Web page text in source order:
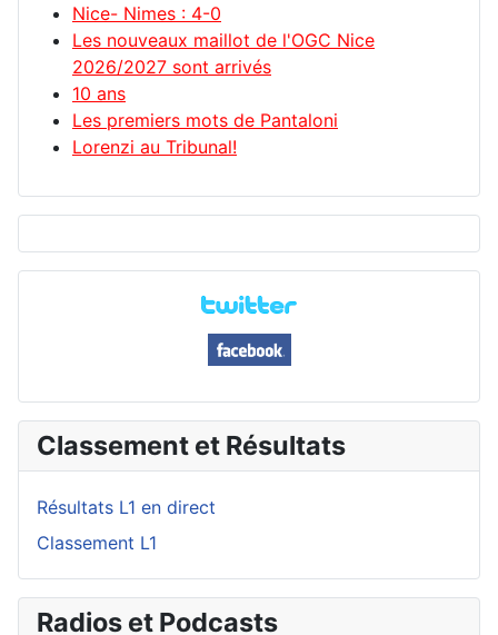
Nice- Nimes : 4-0
Les nouveaux maillot de l'OGC Nice
2026/2027 sont arrivés
10 ans
Les premiers mots de Pantaloni
Lorenzi au Tribunal!
Classement et Résultats
Résultats L1 en direct
Classement L1
Radios et Podcasts